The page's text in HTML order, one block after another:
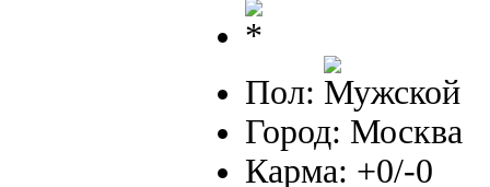
Пол:
Город: Москва
Карма: +0/-0